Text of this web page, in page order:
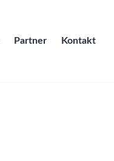
Partner Kontakt